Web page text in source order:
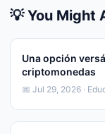
💡 You Might
Una opción
criptomonedas
📅 Jul 29, 2026 ·